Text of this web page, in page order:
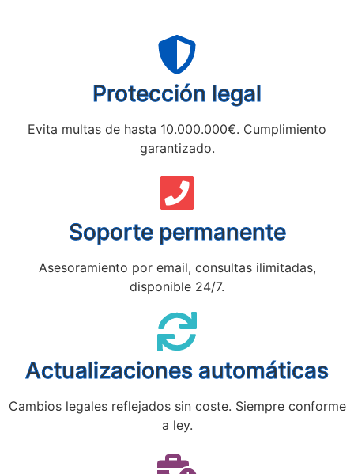
Protección legal
Evita multas de hasta 10.000.000€. Cumplimiento
garantizado.
Soporte permanente
Asesoramiento por email, consultas ilimitadas,
disponible 24/7.
Actualizaciones automáticas
Cambios legales reflejados sin coste. Siempre conforme
a ley.